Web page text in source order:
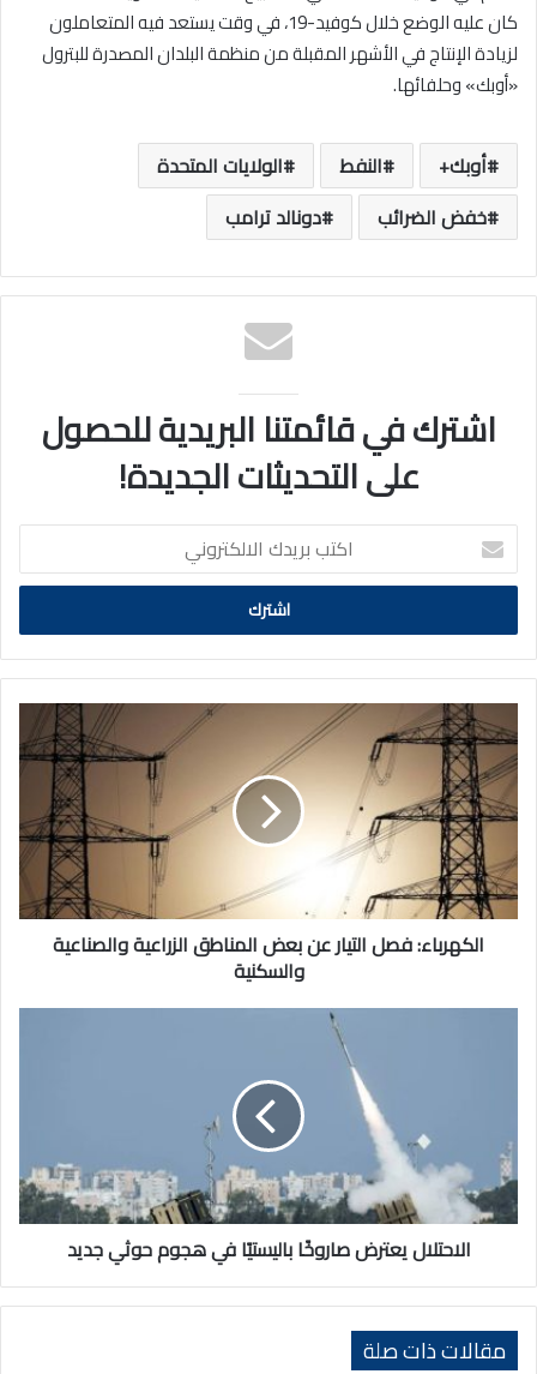
كان عليه الوضع خلال كوفيد-19، في وقت يستعد فيه المتعاملون
لزيادة الإنتاج في الأشهر المقبلة من منظمة البلدان المصدرة للبترول
«أوبك» وحلفائها.
أوبك+ النفط
الولايات المتحدة
خفض الضرائب
دونالد ترامب
اشترك في قائمتنا البريدية للحصول
على التحديثات الجديدة!
اكتب
بريدك
الالكتروني
الكهرباء:
فصل
التيار
عن
بعض
المناطق
الزراعية
والصناعية
والسكنية
الكهرباء: فصل التيار عن بعض المناطق الزراعية والصناعية
والسكنية
هجوم
حوثي
جديد
الاحتلال يعترض صاروخًا باليستيًا في هجوم حوثي جديد
مقالات ذات صلة